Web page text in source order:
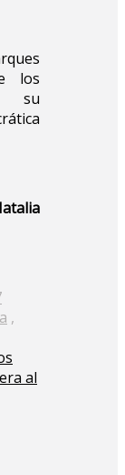
los
su
,
al